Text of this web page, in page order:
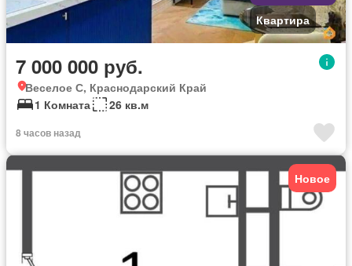
Квартира
7 000 000 руб.
Веселое С, Краснодарский Край
1 Комната
26 кв.м
8 часов назад
Новое